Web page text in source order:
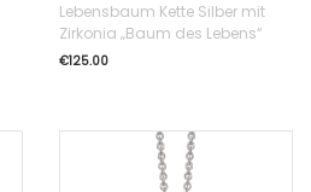
Lebensbaum Kette Silber mit
Zirkonia „Baum des Lebens“
€125.00